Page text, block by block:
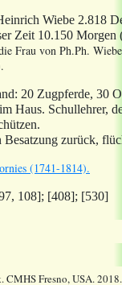
Wiebe 2.818
Zeit 10.150 Morgen
Frau von Ph.Ph.
20 Zugpferde, 30
Haus. Schullehrer,
zurück,
(1741-1814).
108]; [408]; [530]
CMHS Fresno, USA.